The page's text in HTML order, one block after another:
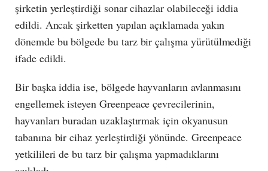
şirketin yerleştirdiği sonar cihazlar olabileceği iddia
edildi. Ancak şirketten yapılan açıklamada yakın
dönemde bu bölgede bu tarz bir çalışma yürütülmediği
ifade edildi.
Bir başka iddia ise, bölgede hayvanların avlanmasını
engellemek isteyen Greenpeace çevrecilerinin,
hayvanları buradan uzaklaştırmak için okyanusun
tabanına bir cihaz yerleştirdiği yönünde. Greenpeace
yetkilileri de bu tarz bir çalışma yapmadıklarını